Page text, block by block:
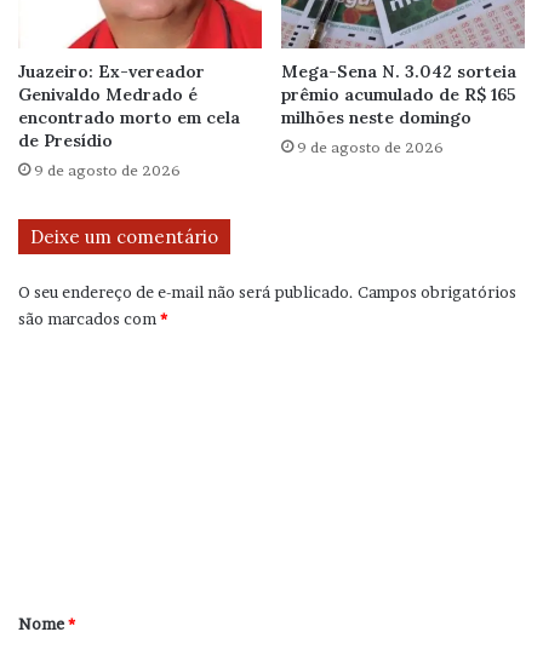
Juazeiro: Ex-vereador
Genivaldo Medrado é
encontrado morto em cela
de Presídio
9 de agosto de 2026
Mega-Sena N. 3.042 sorteia
prêmio acumulado de R$ 165
milhões neste domingo
9 de agosto de 2026
Deixe um comentário
O seu endereço de e-mail não será publicado. Campos obrigatórios
são marcados com *
r
Nome*